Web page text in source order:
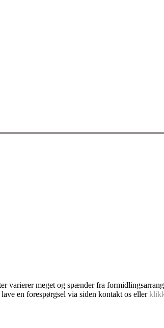
meget og spænder fra
en forespørgsel via siden kontakt os eller